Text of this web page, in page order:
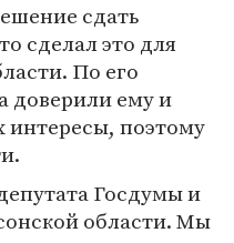
сдать
сделал это для
По его
доверили ему и
интересы, поэтому
Госдумы и
области. Мы